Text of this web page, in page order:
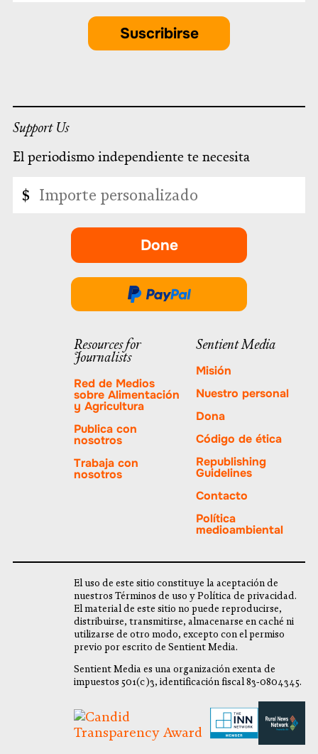
Suscribirse
Support Us
El periodismo independiente te necesita
personalizado
$
Done
-
abre
en
nueva
pestaña.
Done
través
PayPal
Resources for
Journalists
Red de Medios
sobre Alimentación
y Agricultura
Publica con
nosotros
Trabaja con
nosotros
Sentient Media
Misión
Nuestro personal
Dona
Código de ética
Republishing
Guidelines
Contacto
Política
medioambiental
El uso de este sitio constituye la aceptación de
nuestros Términos de uso y Política de privacidad.
El material de este sitio no puede reproducirse,
distribuirse, transmitirse, almacenarse en caché ni
utilizarse de otro modo, excepto con el permiso
previo por escrito de Sentient Media.
Sentient Media es una organización exenta de
impuestos 501(c)3, identificación fiscal 83-0804345.